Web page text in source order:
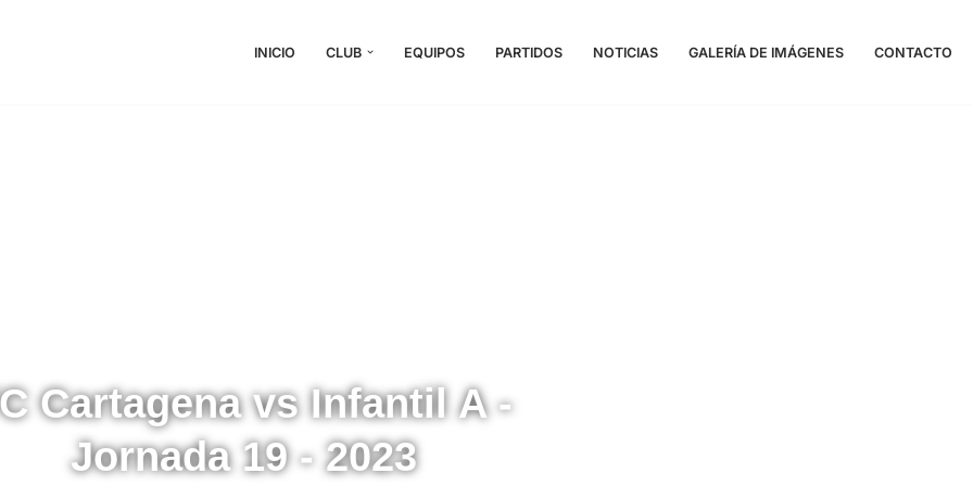
INICIO CLUB EQUIPOS PARTIDOS NOTICIAS GALERÍA DE IMÁGENES CONTACTO
Cartagena vs Infantil A -
Jornada 19 - 2023